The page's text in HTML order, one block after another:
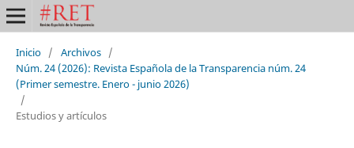
Inicio / Archivos /
Núm. 24 (2026): Revista Española de la Transparencia núm. 24
(Primer semestre. Enero - junio 2026)
/
Estudios y artículos